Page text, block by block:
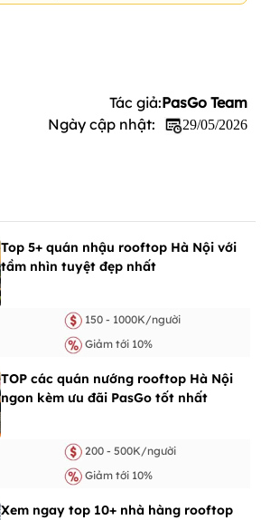
Tác giả:PasGo Team
Ngày cập nhật:
29/05/2026
Top 5+ quán nhậu rooftop Hà Nội với
tầm nhìn tuyệt đẹp nhất
150 - 1000K/người
Giảm tới 10%
TOP các quán nướng rooftop Hà Nội
ngon kèm ưu đãi PasGo tốt nhất
200 - 500K/người
Giảm tới 10%
Xem ngay top 10+ nhà hàng rooftop